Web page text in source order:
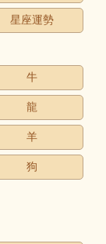
星座運勢
牛
龍
羊
狗